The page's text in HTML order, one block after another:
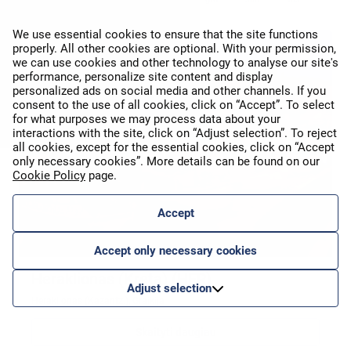
We use essential cookies to ensure that the site functions
properly. All other cookies are optional. With your permission,
we can use cookies and other technology to analyse our site's
performance, personalize site content and display
personalized ads on social media and other channels. If you
consent to the use of all cookies, click on “Accept”. To select
for what purposes we may process data about your
interactions with the site, click on “Adjust selection”. To reject
all cookies, except for the essential cookies, click on “Accept
only necessary cookies”. More details can be found on our
Cookie Policy page.
Accept
Accept only necessary cookies
Adjust selection
Tiesioginis skrydis
Heraklionas (Kreta) (HER)